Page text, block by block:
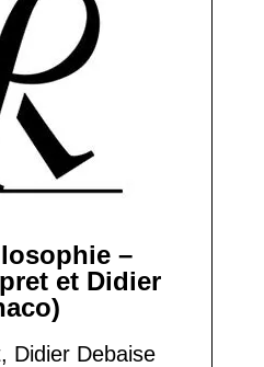
–
et Didier
Didier Debaise